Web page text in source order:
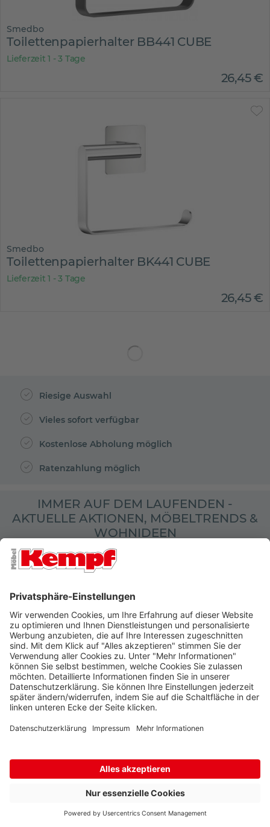
Smedbo
Toilettenpapierhalter BB441 CUBE
Lieferzeit 1 - 3 Tage
26,45€
Smedbo
Toilettenpapierhalter BK441 CUBE
Lieferzeit 1 - 3 Tage
26,45€
Riesige Auswahl
Vieles sofort verfügbar
Kostenlose Abholung möglich
Ratenzahlung möglich
IMMER AUF DEM LAUFENDEN -
AKTUELLE AKTIONEN, MÖBELTRENDS &
WOHNIDEEN
10 € Willkommens-Rabatt
Vorabinfos zu Sales und Aktionen
Ihre E-Mail-Adresse
ONLINE-ZAHLUNGSARTEN
Rechnung
Ratenkauf
SERVICEPARTNER